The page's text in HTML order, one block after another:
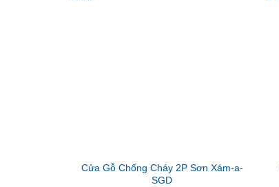
Cửa Gỗ Chống Cháy 2P Sơn Xám-a-
SGD